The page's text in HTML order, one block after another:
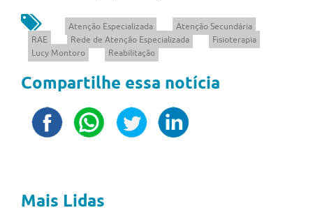
Atenção Especializada
Atenção Secundária
RAE
Rede de Atenção Especializada
Fisioterapia
Lucy Montoro
Reabilitação
Compartilhe essa notícia
Mais Lidas